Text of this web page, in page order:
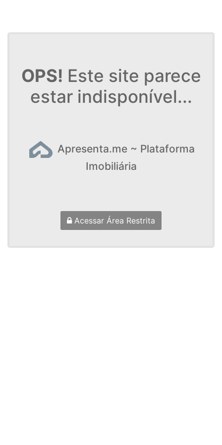
OPS! Este site parece
estar indisponível...
Apresenta.me ~ Plataforma
Imobiliária
Acessar Área Restrita